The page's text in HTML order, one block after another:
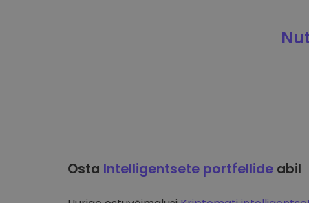
Osta Intelligentsete portfellide abil